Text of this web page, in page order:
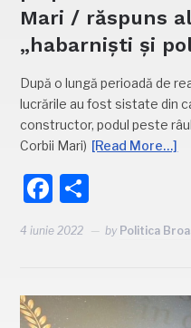
Mari / răspuns
„habarniști și
După o lungă perioadă de
lucrările au fost sistate din
constructor, podul peste
Corbii Mari) [Read More…]
Facebook
4 iunie 2022 by Politica